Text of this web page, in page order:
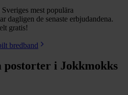
mest populära
dagligen de senaste erbjudandena.
gratis!
bredband
postorter i Jokkmokks